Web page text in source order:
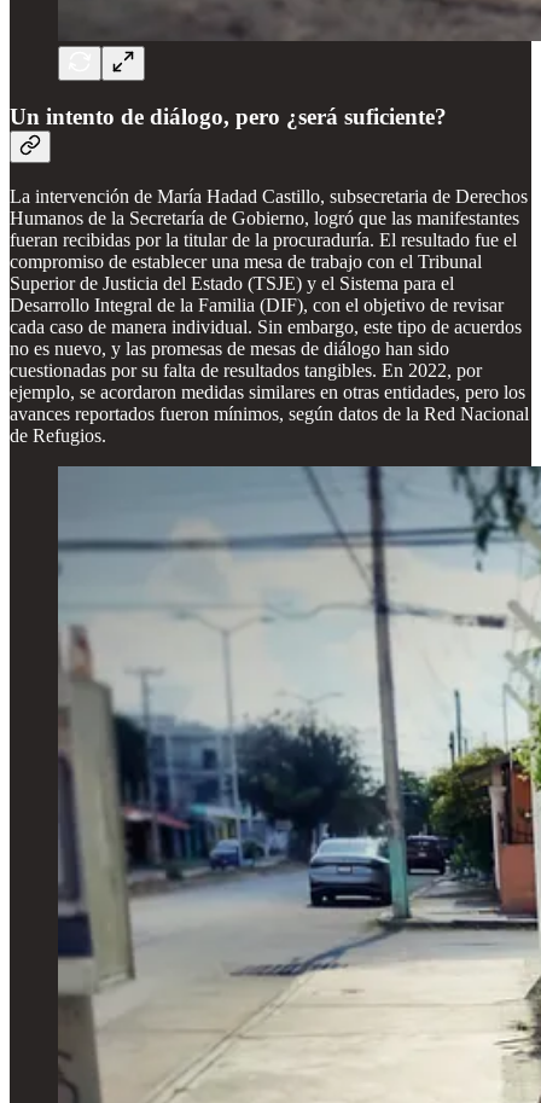
Un intento de diálogo, pero ¿será suficiente?
La intervención de María Hadad Castillo, subsecretaria de Derechos
Humanos de la Secretaría de Gobierno, logró que las manifestantes
fueran recibidas por la titular de la procuraduría. El resultado fue el
compromiso de establecer una mesa de trabajo con el Tribunal
Superior de Justicia del Estado (TSJE) y el Sistema para el
Desarrollo Integral de la Familia (DIF), con el objetivo de revisar
cada caso de manera individual. Sin embargo, este tipo de acuerdos
no es nuevo, y las promesas de mesas de diálogo han sido
cuestionadas por su falta de resultados tangibles. En 2022, por
ejemplo, se acordaron medidas similares en otras entidades, pero los
avances reportados fueron mínimos, según datos de la Red Nacional
de Refugios.